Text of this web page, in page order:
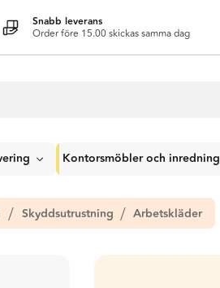
Snabb leverans
Order före 15.00 skickas samma dag
Kontorsmöbler och inredning
Skyddsutrustning Arbetskläder